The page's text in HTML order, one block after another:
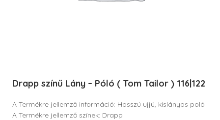
Drapp színű Lány – Póló ( Tom Tailor ) 116|122
A Termékre jellemző információ: Hosszú ujjú, kislányos poló
A Termékre jellemző színek: Drapp